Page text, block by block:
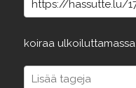
koiraa ulkoiluttamassa